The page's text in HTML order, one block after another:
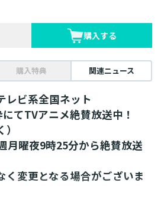
購入する
購入特典 関連ニュース
レビ系全国ネット
てTVアニメ絶賛放送中！
月曜夜9時25分から絶賛放送
変更となる場合がございま